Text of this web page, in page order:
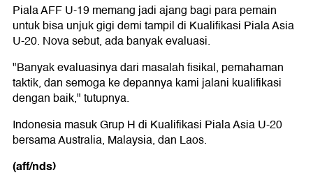
Piala AFF U-19 memang jadi ajang bagi para pemain
untuk bisa unjuk gigi demi tampil di Kualifikasi Piala Asia
U-20. Nova sebut, ada banyak evaluasi.
"Banyak evaluasinya dari masalah fisikal, pemahaman
taktik, dan semoga ke depannya kami jalani kualifikasi
dengan baik," tutupnya.
Indonesia masuk Grup H di Kualifikasi Piala Asia U-20
bersama Australia, Malaysia, dan Laos.
(aff/nds)